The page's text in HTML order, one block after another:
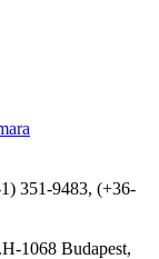
351-9483, (+36-
H-1068 Budapest,